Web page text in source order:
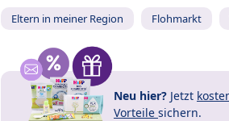
Eltern in meiner Region Flohmarkt
Neu hier? Jetzt
Vorteile sichern.